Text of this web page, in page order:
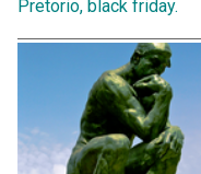
Pretorio, black friday.